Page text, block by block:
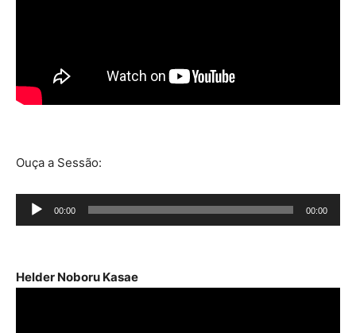
Ouça a Sessão:
Tocador
de
00:00 00:00
Helder Noboru Kasae